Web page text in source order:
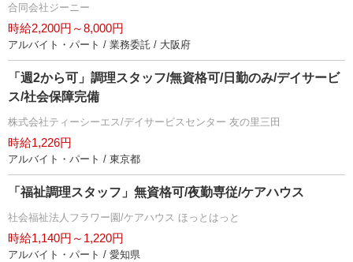
合同会社ジーニー
時給2,200円～8,000円
アルバイト・パート / 業務委託 / 大阪府
「週2から可」調理スタッフ/無資格可/日勤のみ/デイサービ
ス/社会保障完備
株式会社ティーシーエス/デイサービスセンター 友の里三田
時給1,226円
アルバイト・パート / 東京都
「福祉調理スタッフ」無資格可/夜勤専従/ケアハウス
社会福祉法人フラワー園/ケアハウス ほっとはっと
時給1,140円～1,220円
アルバイト・パート / 愛知県